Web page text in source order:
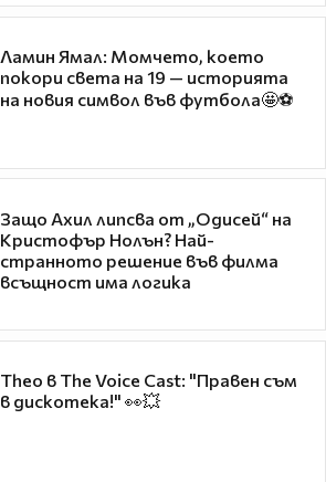
Ламин Ямал: Момчето, което
покори света на 19 — историята
на новия символ във футбола🤩⚽
Защо Ахил липсва от „Одисей“ на
Кристофър Нолън? Най-
странното решение във филма
всъщност има логика
Theo в The Voice Cast: "Правен съм
в дискотека!" 👀💥